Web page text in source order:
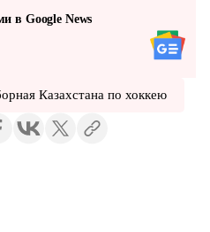
в Google News
Казахстана по хоккею